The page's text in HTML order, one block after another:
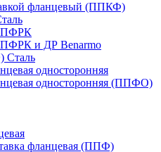
фланцевый (ППКФ)
ПФРК
и ДР Benarmo
Сталь
односторонняя
односторонняя (ППФО)
фланцевая (ППФ)